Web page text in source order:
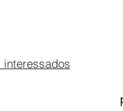
interessados